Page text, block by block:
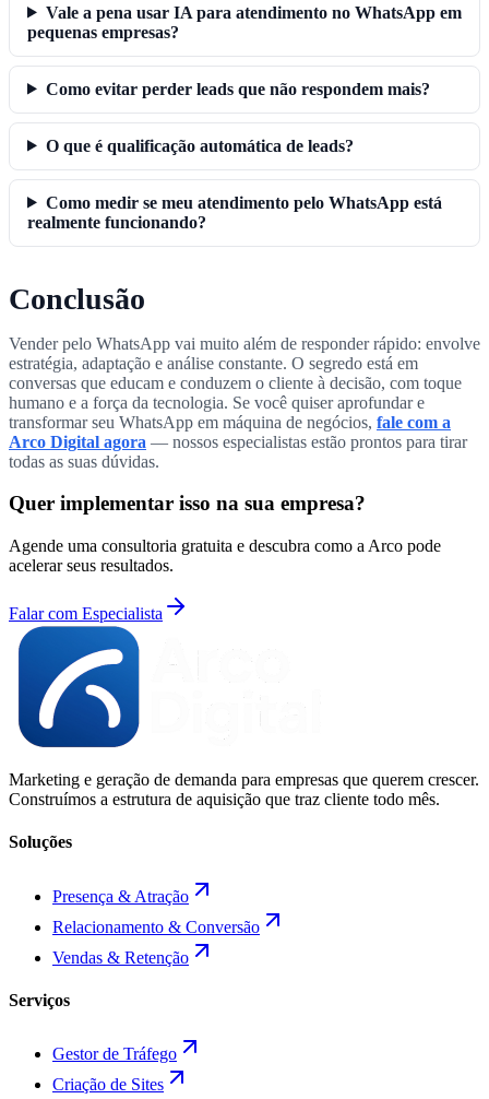
Vale a pena usar IA para atendimento no WhatsApp em
pequenas empresas?
Como evitar perder leads que não respondem mais?
O que é qualificação automática de leads?
Como medir se meu atendimento pelo WhatsApp está
realmente funcionando?
Conclusão
Vender pelo WhatsApp vai muito além de responder rápido: envolve
estratégia, adaptação e análise constante. O segredo está em
conversas que educam e conduzem o cliente à decisão, com toque
humano e a força da tecnologia. Se você quiser aprofundar e
transformar seu WhatsApp em máquina de negócios, fale com a
Arco Digital agora — nossos especialistas estão prontos para tirar
todas as suas dúvidas.
Quer implementar isso na sua empresa?
Agende uma consultoria gratuita e descubra como a Arco pode
acelerar seus resultados.
Falar com Especialista
Marketing e geração de demanda para empresas que querem crescer.
Construímos a estrutura de aquisição que traz cliente todo mês.
Soluções
Presença & Atração
Relacionamento & Conversão
Vendas & Retenção
Serviços
Gestor de Tráfego
Criação de Sites